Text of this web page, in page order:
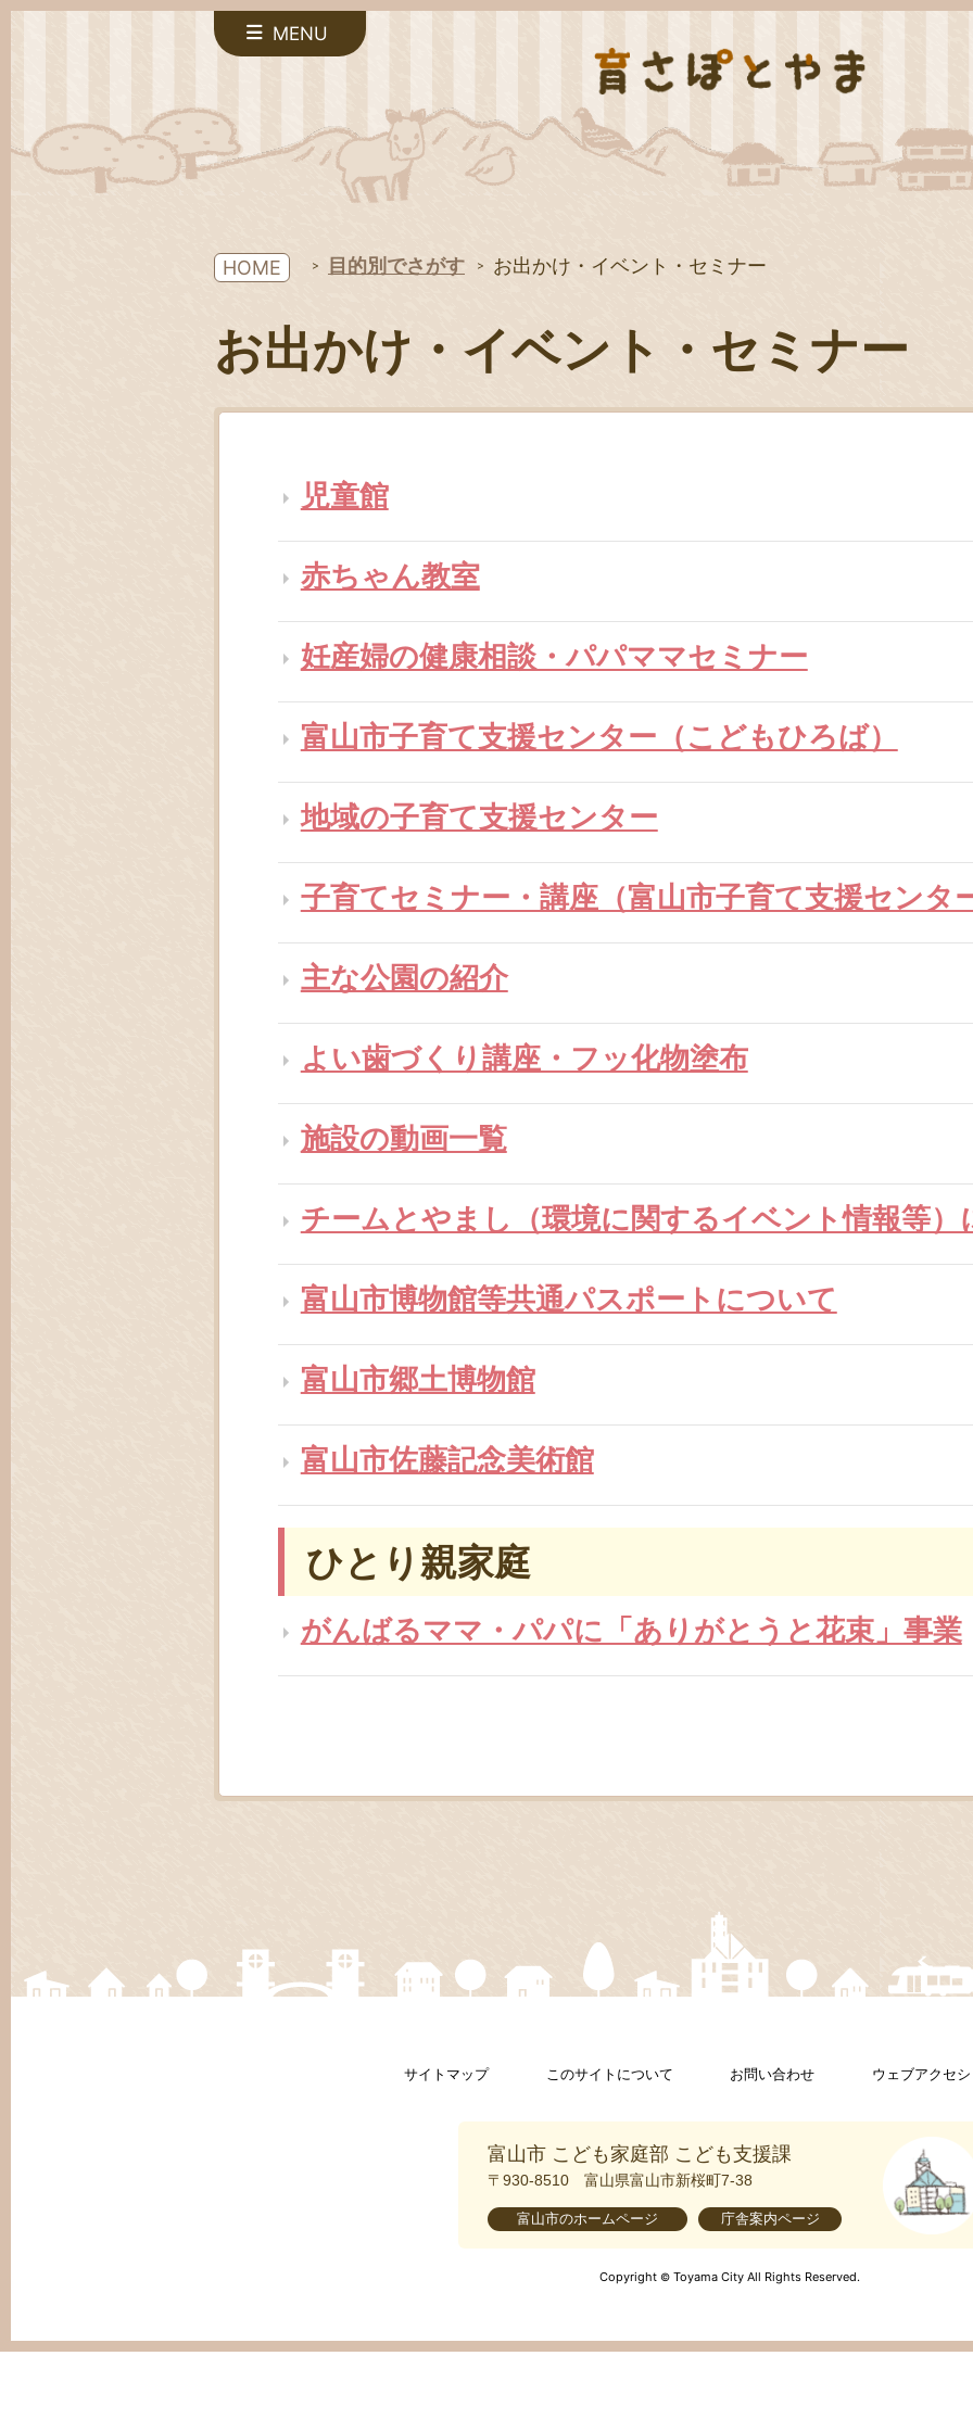
MENU
HOME 目的別でさがす お出かけ・イベント・セミナー
お出かけ・イベント・セミナー
児童館
赤ちゃん教室
妊産婦の健康相談・パパママセミナー
富山市子育て支援センター（こどもひろば）
地域の子育て支援センター
子育てセミナー・講座（富山市子育て支援センタ
主な公園の紹介
よい歯づくり講座・フッ化物塗布
施設の動画一覧
チームとやまし（環境に関するイベント情報等）
富山市博物館等共通パスポートについて
富山市郷土博物館
富山市佐藤記念美術館
ひとり親家庭
がんばるママ・パパに「ありがとうと花束」事業
サイトマップ このサイトについて お問い合わせ ウェブアクセ
富山市 こども家庭部 こども支援課
〒930-8510 富山県富山市新桜町7-38
富山市のホームページ 庁舎案内ページ
Copyright © Toyama City All Rights Reserved.